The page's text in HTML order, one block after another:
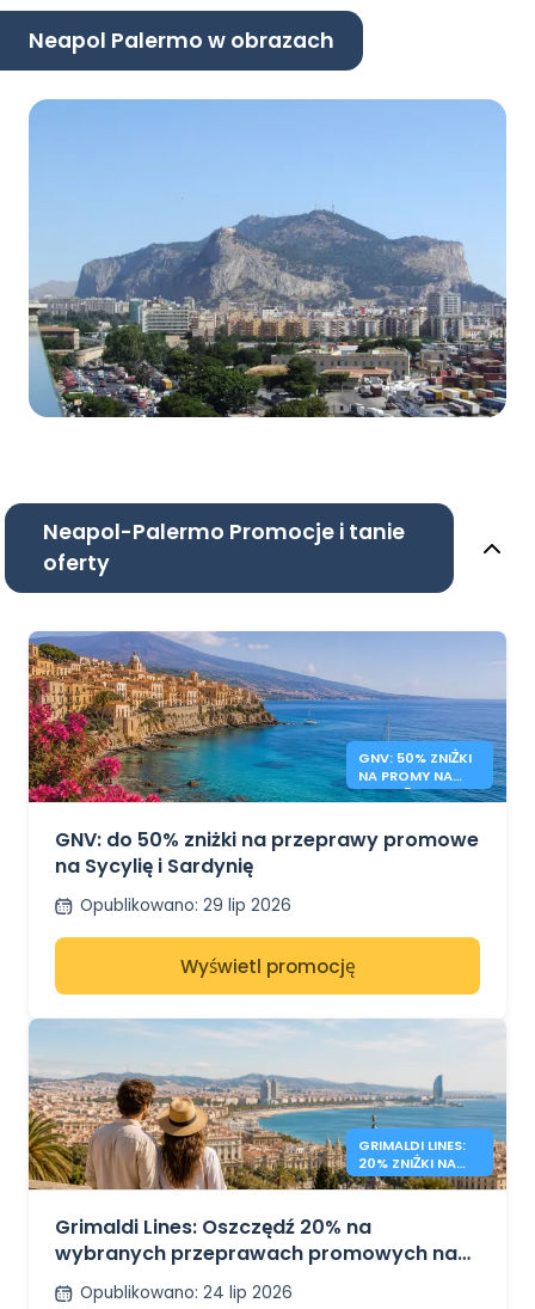
Neapol Palermo w obrazach
Neapol-Palermo Promocje i tanie
oferty
GNV: 50% ZNIŻKI
NA PROMY NA
SYCYLIĘ I
GNV: do 50% zniżki na przeprawy promowe
na Sycylię i Sardynię
Opublikowano: 29 lip 2026
Wyświetl promocję
GRIMALDI LINES:
20% ZNIŻKI NA
PROMY PO
Grimaldi Lines: Oszczędź 20% na
wybranych przeprawach promowych na
Sardynię, Sycylię i do Hiszpanii
Opublikowano: 24 lip 2026